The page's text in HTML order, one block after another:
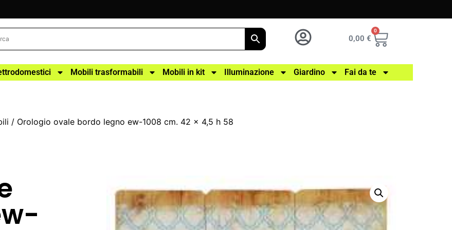
0,00 €
0
Mobili trasformabili Mobili in kit Illuminazione Giardino Fai da te
/ Orologio ovale bordo legno ew-1008 cm. 42 x 4,5 h 58